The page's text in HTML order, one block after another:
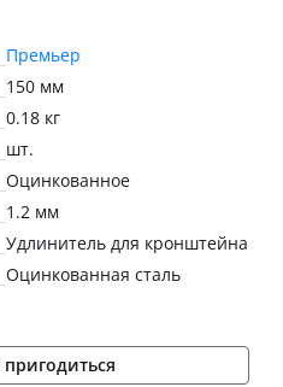
Премьер
150 мм
0.18 кг
шт.
Оцинкованное
1.2 мм
Удлинитель для кронштейна
Оцинкованная сталь